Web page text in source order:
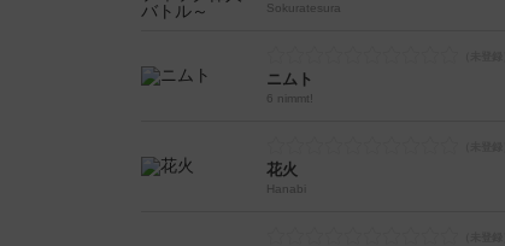
Sokuratesura
ニムト
6 nimmt!
花火
Hanabi